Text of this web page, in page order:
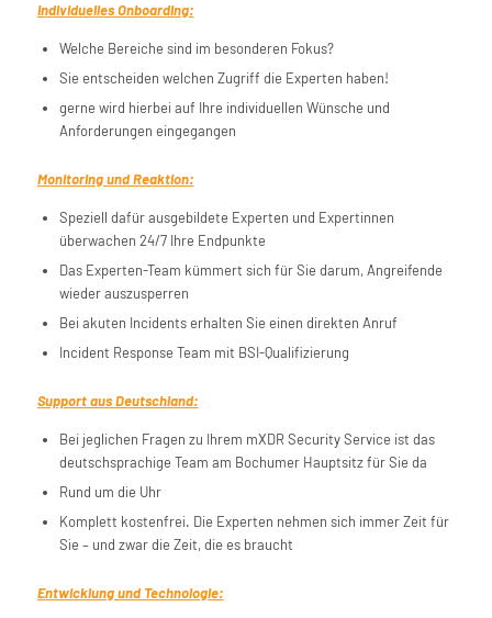
Individuelles Onboarding:
Welche Bereiche sind im besonderen Fokus?
Sie entscheiden welchen Zugriff die Experten haben!
gerne wird hierbei auf Ihre individuellen Wünsche und
Anforderungen eingegangen
Monitoring und Reaktion:
Speziell dafür ausgebildete Experten und Expertinnen
überwachen 24/7 Ihre Endpunkte
Das Experten-Team kümmert sich für Sie darum, Angreifende
wieder auszusperren
Bei akuten Incidents erhalten Sie einen direkten Anruf
Incident Response Team mit BSI-Qualifizierung
Support aus Deutschland:
Bei jeglichen Fragen zu Ihrem mXDR Security Service ist das
deutschsprachige Team am Bochumer Hauptsitz für Sie da
Rund um die Uhr
Komplett kostenfrei. Die Experten nehmen sich immer Zeit für
Sie – und zwar die Zeit, die es braucht
Entwicklung und Technologie: